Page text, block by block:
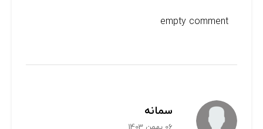
empty comment
سمانه